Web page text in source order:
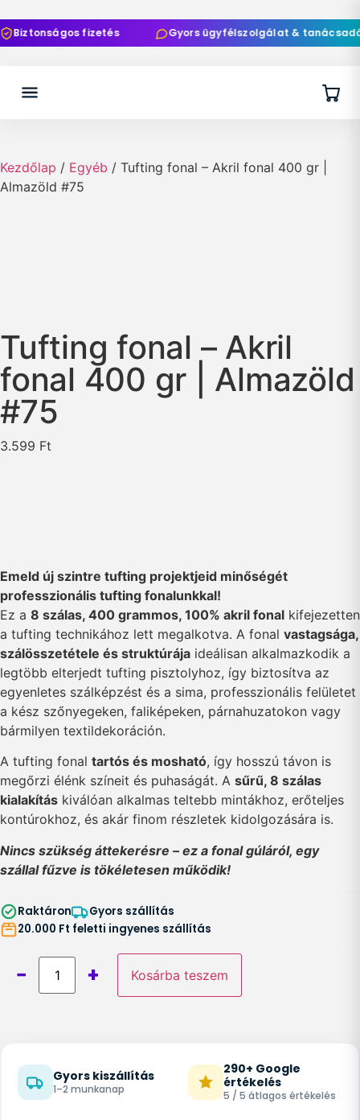
Biztonságos fizetés Gyors ügyfélszolgálat & tanácsadás
Kezdőlap / Egyéb / Tufting fonal – Akril fonal 400 gr |
Almazöld #75
Tufting fonal – Akril
fonal 400 gr | Almazöld
#75
3.599 Ft
Emeld új szintre tufting projektjeid minőségét
professzionális tufting fonalunkkal!
Ez a 8 szálas, 400 grammos, 100% akril fonal kifejezetten
a tufting technikához lett megalkotva. A fonal vastagsága,
szálösszetétele és struktúrája ideálisan alkalmazkodik a
legtöbb elterjedt tufting pisztolyhoz, így biztosítva az
egyenletes szálképzést és a sima, professzionális felületet
a kész szőnyegeken, faliképeken, párnahuzatokon vagy
bármilyen textildekoráción.
A tufting fonal tartós és mosható, így hosszú távon is
megőrzi élénk színeit és puhaságát. A sűrű, 8 szálas
kialakítás kiválóan alkalmas teltebb mintákhoz, erőteljes
kontúrokhoz, és akár finom részletek kidolgozására is.
Nincs szükség áttekerésre – ez a fonal gúláról, egy
szállal fűzve is tökéletesen működik!
Raktáron
Gyors szállítás
20.000 Ft feletti ingyenes szállítás
− + Kosárba teszem
Gyors kiszállítás
1–2 munkanap
290+ Google
értékelés
5 / 5 átlagos értékelés